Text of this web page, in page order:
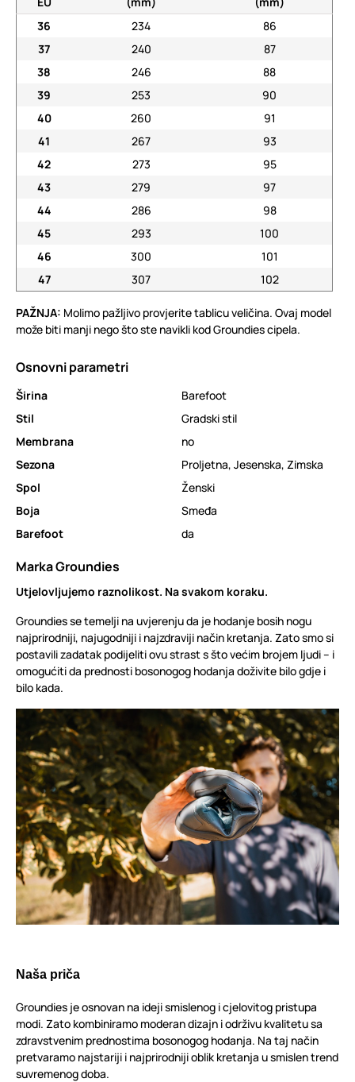
36
234
86
37
240
87
38
246
88
39
253
90
40
260
91
41
267
93
42
273
95
43
279
97
44
286
98
45
293
100
46
300
101
47
307 102
PAŽNJA: Molimo pažljivo provjerite tablicu veličina. Ovaj model
može biti manji nego što ste navikli kod Groundies cipela.
Osnovni parametri
Širina
Barefoot
Stil
Gradski stil
Membrana
no
Sezona
Proljetna, Jesenska, Zimska
Spol
Ženski
Boja
Smeđa
Barefoot
da
Marka Groundies
Utjelovljujemo raznolikost. Na svakom koraku.
Groundies se temelji na uvjerenju da je hodanje bosih nogu
najprirodniji, najugodniji i najzdraviji način kretanja. Zato smo si
postavili zadatak podijeliti ovu strast s što većim brojem ljudi – i
omogućiti da prednosti bosonogog hodanja doživite bilo gdje i
bilo kada.
Naša priča
Groundies je osnovan na ideji smislenog i cjelovitog pristupa
modi. Zato kombiniramo moderan dizajn i održivu kvalitetu sa
zdravstvenim prednostima bosonogog hodanja. Na taj način
pretvaramo najstariji i najprirodniji oblik kretanja u smislen trend
suvremenog doba.